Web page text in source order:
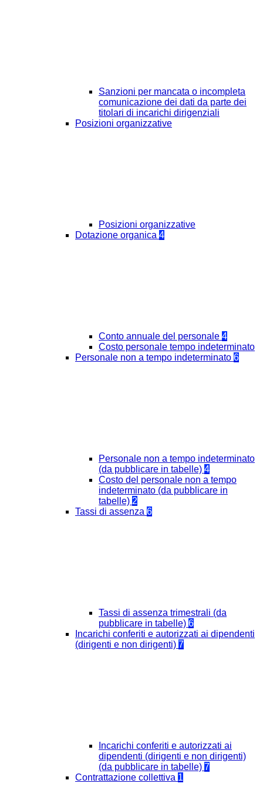
Sanzioni per mancata o incompleta
comunicazione dei dati da parte dei
titolari di incarichi dirigenziali
Posizioni organizzative
Posizioni organizzative
Dotazione organica 4
Conto annuale del personale 4
Costo personale tempo indeterminato
Personale non a tempo indeterminato 6
Personale non a tempo indeterminato
(da pubblicare in tabelle) 4
Costo del personale non a tempo
indeterminato (da pubblicare in
tabelle) 2
Tassi di assenza 6
Tassi di assenza trimestrali (da
pubblicare in tabelle) 6
Incarichi conferiti e autorizzati ai dipendenti
(dirigenti e non dirigenti) 7
Incarichi conferiti e autorizzati ai
dipendenti (dirigenti e non dirigenti)
(da pubblicare in tabelle) 7
Contrattazione collettiva 1